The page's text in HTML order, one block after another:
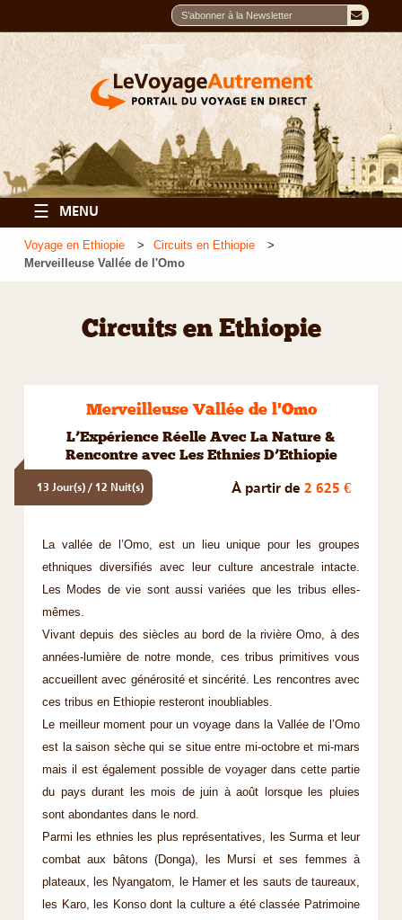
☰ MENU
Voyage en Ethiopie
Circuits en Ethiopie
Merveilleuse Vallée de l'Omo
Circuits en Ethiopie
Merveilleuse Vallée de l'Omo
L’Expérience Réelle Avec La Nature &
Rencontre avec Les Ethnies D’Ethiopie
13 Jour(s) / 12 Nuit(s) À partir de 2 625 €
La vallée de l’Omo, est un lieu unique pour les groupes
ethniques diversifiés avec leur culture ancestrale intacte.
Les Modes de vie sont aussi variées que les tribus elles-
mêmes.
Vivant depuis des siècles au bord de la rivière Omo, à des
années-lumière de notre monde, ces tribus primitives vous
accueillent avec générosité et sincérité. Les rencontres avec
ces tribus en Ethiopie resteront inoubliables.
Le meilleur moment pour un voyage dans la Vallée de l’Omo
est la saison sèche qui se situe entre mi-octobre et mi-mars
mais il est également possible de voyager dans cette partie
du pays durant les mois de juin à août lorsque les pluies
sont abondantes dans le nord.
Parmi les ethnies les plus représentatives, les Surma et leur
combat aux bâtons (Donga), les Mursi et ses femmes à
plateaux, les Nyangatom, le Hamer et les sauts de taureaux,
les Karo, les Konso dont la culture a été classée Patrimoine